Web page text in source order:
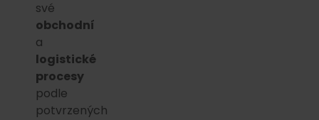
své
obchodní
a
logistické
procesy
podle
potvrzených